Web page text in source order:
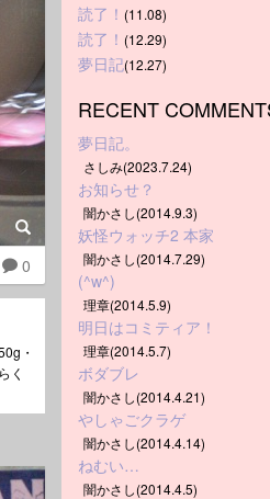
0
・
く
読了！ (11.08)
読了！ (12.29)
夢日記(12.27)
RECENT
夢日記。
さしみ(2023.7.24)
お知らせ？
闇かさし(2014.9.3)
妖怪ウォッチ2 本家
闇かさし(2014.7.29)
(^w^)
理章(2014.5.9)
明日はコミティア！
理章(2014.5.7)
ボダブレ
闇かさし(2014.4.21)
やしゃごクラゲ
闇かさし(2014.4.14)
ねむい…
闇かさし(2014.4.5)